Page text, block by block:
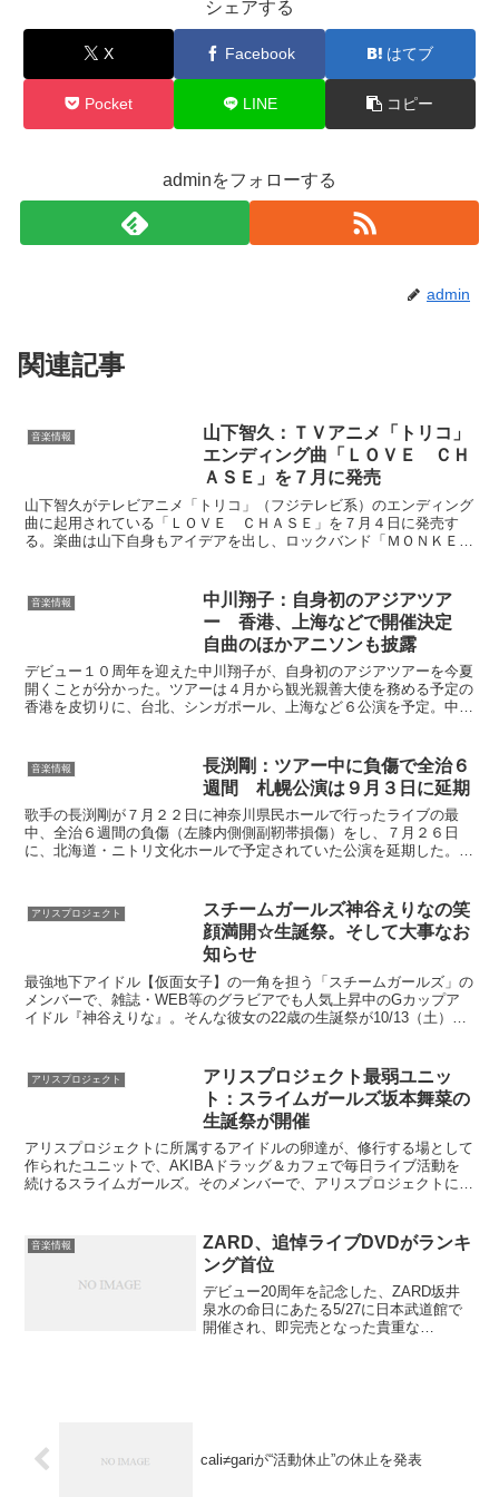
シェアする
X Facebook はてブ
Pocket LINE コピー
adminをフォローする
admin
関連記事
音楽情報
山下智久：ＴＶアニメ「トリコ」
エンディング曲「ＬＯＶＥ ＣＨ
ＡＳＥ」を７月に発売
山下智久がテレビアニメ「トリコ」（フジテレビ系）のエンディング
曲に起用されている「ＬＯＶＥ ＣＨＡＳＥ」を７月４日に発売す
る。楽曲は山下自身もアイデアを出し、ロックバンド「ＭＯＮＫＥ
音楽情報
中川翔子：自身初のアジアツア
ー 香港、上海などで開催決定
自曲のほかアニソンも披露
デビュー１０周年を迎えた中川翔子が、自身初のアジアツアーを今夏
開くことが分かった。ツアーは４月から観光親善大使を務める予定の
香港を皮切りに、台北、シンガポール、上海など６公演を予定。中川
音楽情報
長渕剛：ツアー中に負傷で全治６
週間 札幌公演は９月３日に延期
歌手の長渕剛が７月２２日に神奈川県民ホールで行ったライブの最
中、全治６週間の負傷（左膝内側側副靭帯損傷）をし、７月２６日
に、北海道・ニトリ文化ホールで予定されていた公演を延期した。振
アリスプロジェクト
スチームガールズ神谷えりなの笑
顔満開☆生誕祭。そして大事なお
知らせ
最強地下アイドル【仮面女子】の一角を担う「スチームガールズ」の
メンバーで、雑誌・WEB等のグラビアでも人気上昇中のGカップア
イドル『神谷えりな』。そんな彼女の22歳の生誕祭が10/13（土）、
アリスプロジェクト
アリスプロジェクト最弱ユニッ
ト：スライムガールズ坂本舞菜の
生誕祭が開催
アリスプロジェクトに所属するアイドルの卵達が、修行する場として
作られたユニットで、AKIBAドラッグ＆カフェで毎日ライブ活動を
続けるスライムガールズ。そのメンバーで、アリスプロジェクトに入
音楽情報
ZARD、追悼ライブDVDがランキ
ング首位
デビュー20周年を記念した、ZARD坂井
泉水の命日にあたる5/27に日本武道館で
開催され、即完売となった貴重な
cali≠gariが“活動休止”の休止を発表